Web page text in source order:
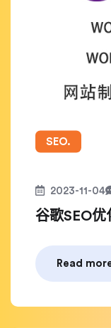
SEO.
2023-11-04
谷歌SEO优
Read